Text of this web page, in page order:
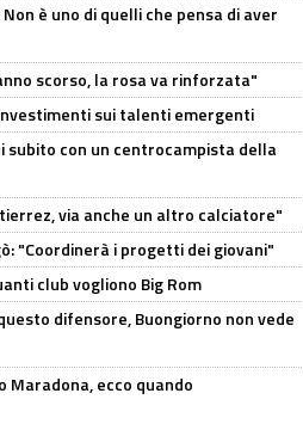
è uno di quelli che pensa di aver
scorso, la rosa va rinforzata"
sui talenti emergenti
subito con un centrocampista della
via anche un altro calciatore"
"Coordinerà i progetti dei giovani"
club vogliono Big Rom
difensore, Buongiorno non vede
Maradona, ecco quando